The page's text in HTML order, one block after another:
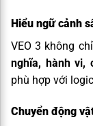
Hiểu ngữ cảnh
VEO 3 không
nghĩa, hành vi,
phù hợp với
Chuyển động